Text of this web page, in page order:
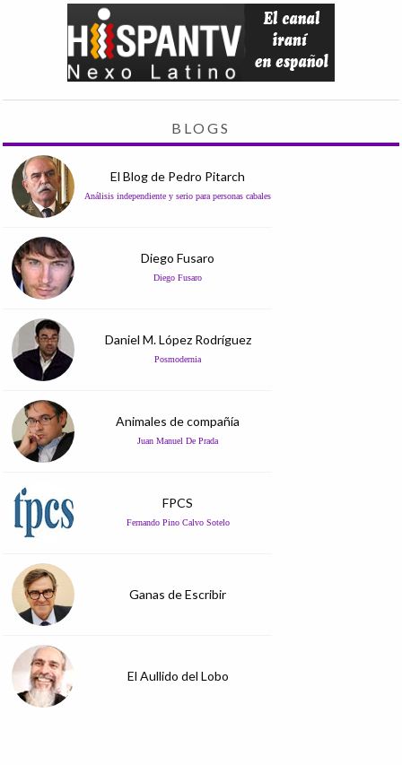
BLOGS
El Blog de Pedro Pitarch
Análisis independiente y serio para personas cabales
Diego Fusaro
Diego Fusaro
Daniel M. López Rodríguez
Posmodernia
Animales de compañía
Juan Manuel De Prada
FPCS
Fernando Pino Calvo Sotelo
Ganas de Escribir
El Aullido del Lobo